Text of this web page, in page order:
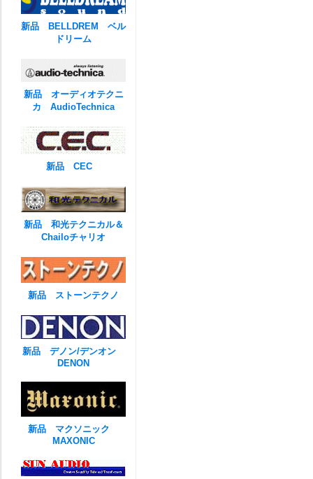
新品 BELLDREM ベル
ドリーム
新品 オーディオテクニ
カ AudioTechnica
新品 CEC
新品 和光テクニカル＆
Chailoチャリオ
新品 ストーンテクノ
新品 デノン/デンオン
DENON
新品 マクソニック
MAXONIC